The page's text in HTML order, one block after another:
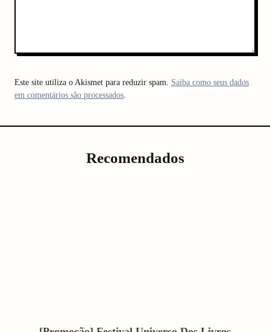
Este site utiliza o Akismet para reduzir spam. Saiba como seus dados
em comentários são processados.
Recomendados